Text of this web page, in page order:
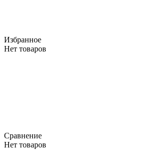
Избранное
Нет товаров
Сравнение
Нет товаров